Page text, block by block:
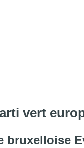
vert
bruxelloise